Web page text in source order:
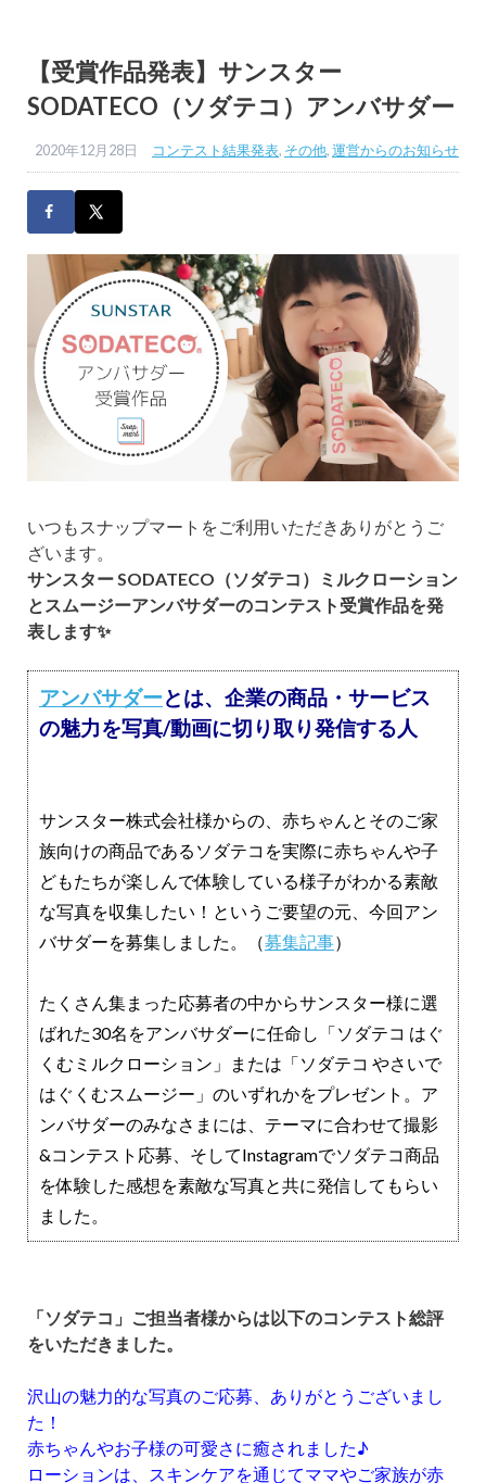
【受賞作品発表】サンスター
SODATECO（ソダテコ）アンバサダー
2020年12月28日 コンテスト結果発表, その他,運営からのお知らせ
いつもスナップマートをご利用いただきありがとうご
ざいます。
サンスター SODATECO（ソダテコ）ミルクローション
とスムージーアンバサダーのコンテスト受賞作品を発
表します✨
アンバサダーとは、企業の商品・サービス
の魅力を写真/動画に切り取り発信する人
サンスター株式会社様からの、赤ちゃんとそのご家
族向けの商品であるソダテコを実際に赤ちゃんや子
どもたちが楽しんで体験している様子がわかる素敵
な写真を収集したい！というご要望の元、今回アン
バサダーを募集しました。（募集記事）
たくさん集まった応募者の中からサンスター様に選
ばれた30名をアンバサダーに任命し「ソダテコ はぐ
くむミルクローション」または「ソダテコ やさいで
はぐくむスムージー」のいずれかをプレゼント。ア
ンバサダーのみなさまには、テーマに合わせて撮影
&コンテスト応募、そしてInstagramでソダテコ商品
を体験した感想を素敵な写真と共に発信してもらい
ました。
「ソダテコ 」ご担当者様からは以下のコンテスト総評
をいただきました。
沢山の魅力的な写真のご応募、ありがとうございまし
た！
赤ちゃんやお子様の可愛さに癒されました♪
ローションは、スキンケアを通じてママやご家族が赤